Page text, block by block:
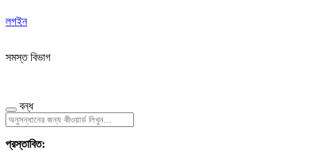
লগইন
সমস্ত বিভাগ
বন্ধ
প্রস্তাবিত: